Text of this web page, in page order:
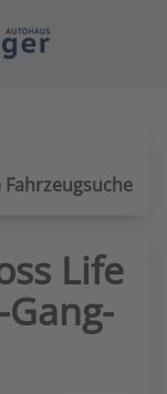
Fahrzeugsuche
Life
Gang-